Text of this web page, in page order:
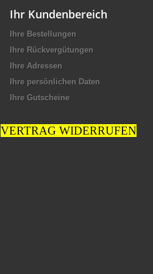
Ihr Kundenbereich
Ihre Bestellungen
Ihre Rückvergütungen
Ihre Adressen
Ihre persönlichen Daten
Ihre Gutscheine
VERTRAG WIDERRUFEN